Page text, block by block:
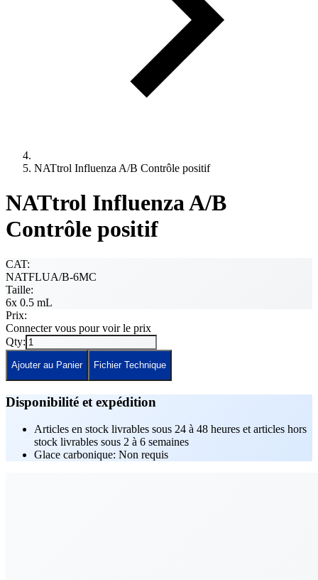
NATtrol Influenza A/B Contrôle positif
NATtrol Influenza A/B
Contrôle positif
CAT:
NATFLUA/B-6MC
Taille:
6x 0.5 mL
Prix:
Connecter vous pour voir le prix
Qty:
Ajouter au Panier Fichier Technique
Disponibilité et expédition
Articles en stock livrables sous 24 à 48 heures et articles hors
stock livrables sous 2 à 6 semaines
Glace carbonique: Non requis